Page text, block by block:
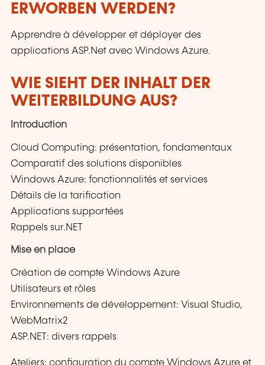
ERWORBEN WERDEN?
Apprendre à développer et déployer des
applications ASP.Net avec Windows Azure.
WIE SIEHT DER INHALT DER
WEITERBILDUNG AUS?
Introduction
Cloud Computing: présentation, fondamentaux
Comparatif des solutions disponibles
Windows Azure: fonctionnalités et services
Détails de la tarification
Applications supportées
Rappels sur.NET
Mise en place
Création de compte Windows Azure
Utilisateurs et rôles
Environnements de développement: Visual Studio,
WebMatrix2
ASP.NET: divers rappels
Ateliers: configuration du compte Windows Azure et